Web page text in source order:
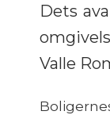
Dets
Valle